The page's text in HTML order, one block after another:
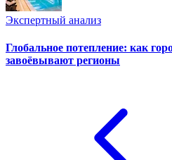
Экспертный анализ
Глобальное потепление: как
завоёвывают регионы